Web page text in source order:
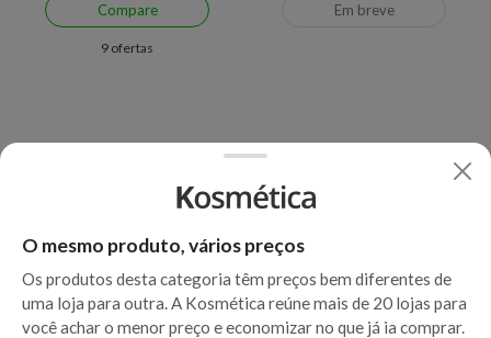
Compare
9 ofertas
Em breve
O mesmo produto, vários preços
Os produtos desta categoria têm preços bem diferentes de
uma loja para outra. A Kosmética reúne mais de 20 lojas para
você achar o menor preço e economizar no que já ia comprar.